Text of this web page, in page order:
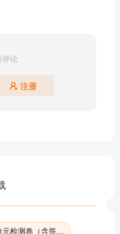
论
注册
测卷（含答案）